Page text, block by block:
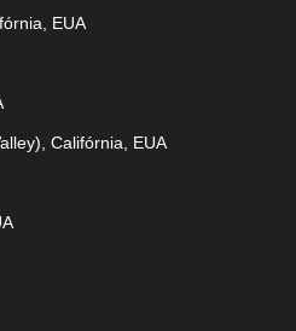
EUA
Califórnia, EUA